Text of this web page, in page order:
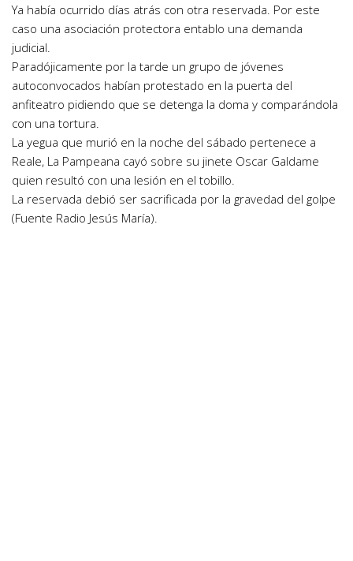
Ya había ocurrido días atrás con otra reservada. Por este
caso una asociación protectora entablo una demanda
judicial.
Paradójicamente por la tarde un grupo de jóvenes
autoconvocados habían protestado en la puerta del
anfiteatro pidiendo que se detenga la doma y comparándola
con una tortura.
La yegua que murió en la noche del sábado pertenece a
Reale, La Pampeana cayó sobre su jinete Oscar Galdame
quien resultó con una lesión en el tobillo.
La reservada debió ser sacrificada por la gravedad del golpe
(Fuente Radio Jesús María).